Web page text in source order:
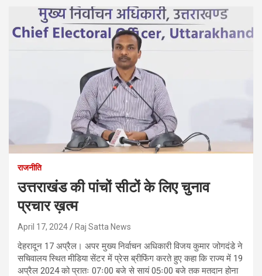
राजनीति
उत्तराखंड की पांचों सीटों के लिए चुनाव
प्रचार ख़त्म
April 17, 2024 Raj Satta News
देहरादून 17 अप्रैल। अपर मुख्य निर्वाचन अधिकारी विजय कुमार जोगदंडे ने
सचिवालय स्थित मीडिया सेंटर में प्रेस ब्रीफिंग करते हुए कहा कि राज्य में 19
अप्रैल 2024 को प्रातः 07ः00 बजे से सायं 05ः00 बजे तक मतदान होना